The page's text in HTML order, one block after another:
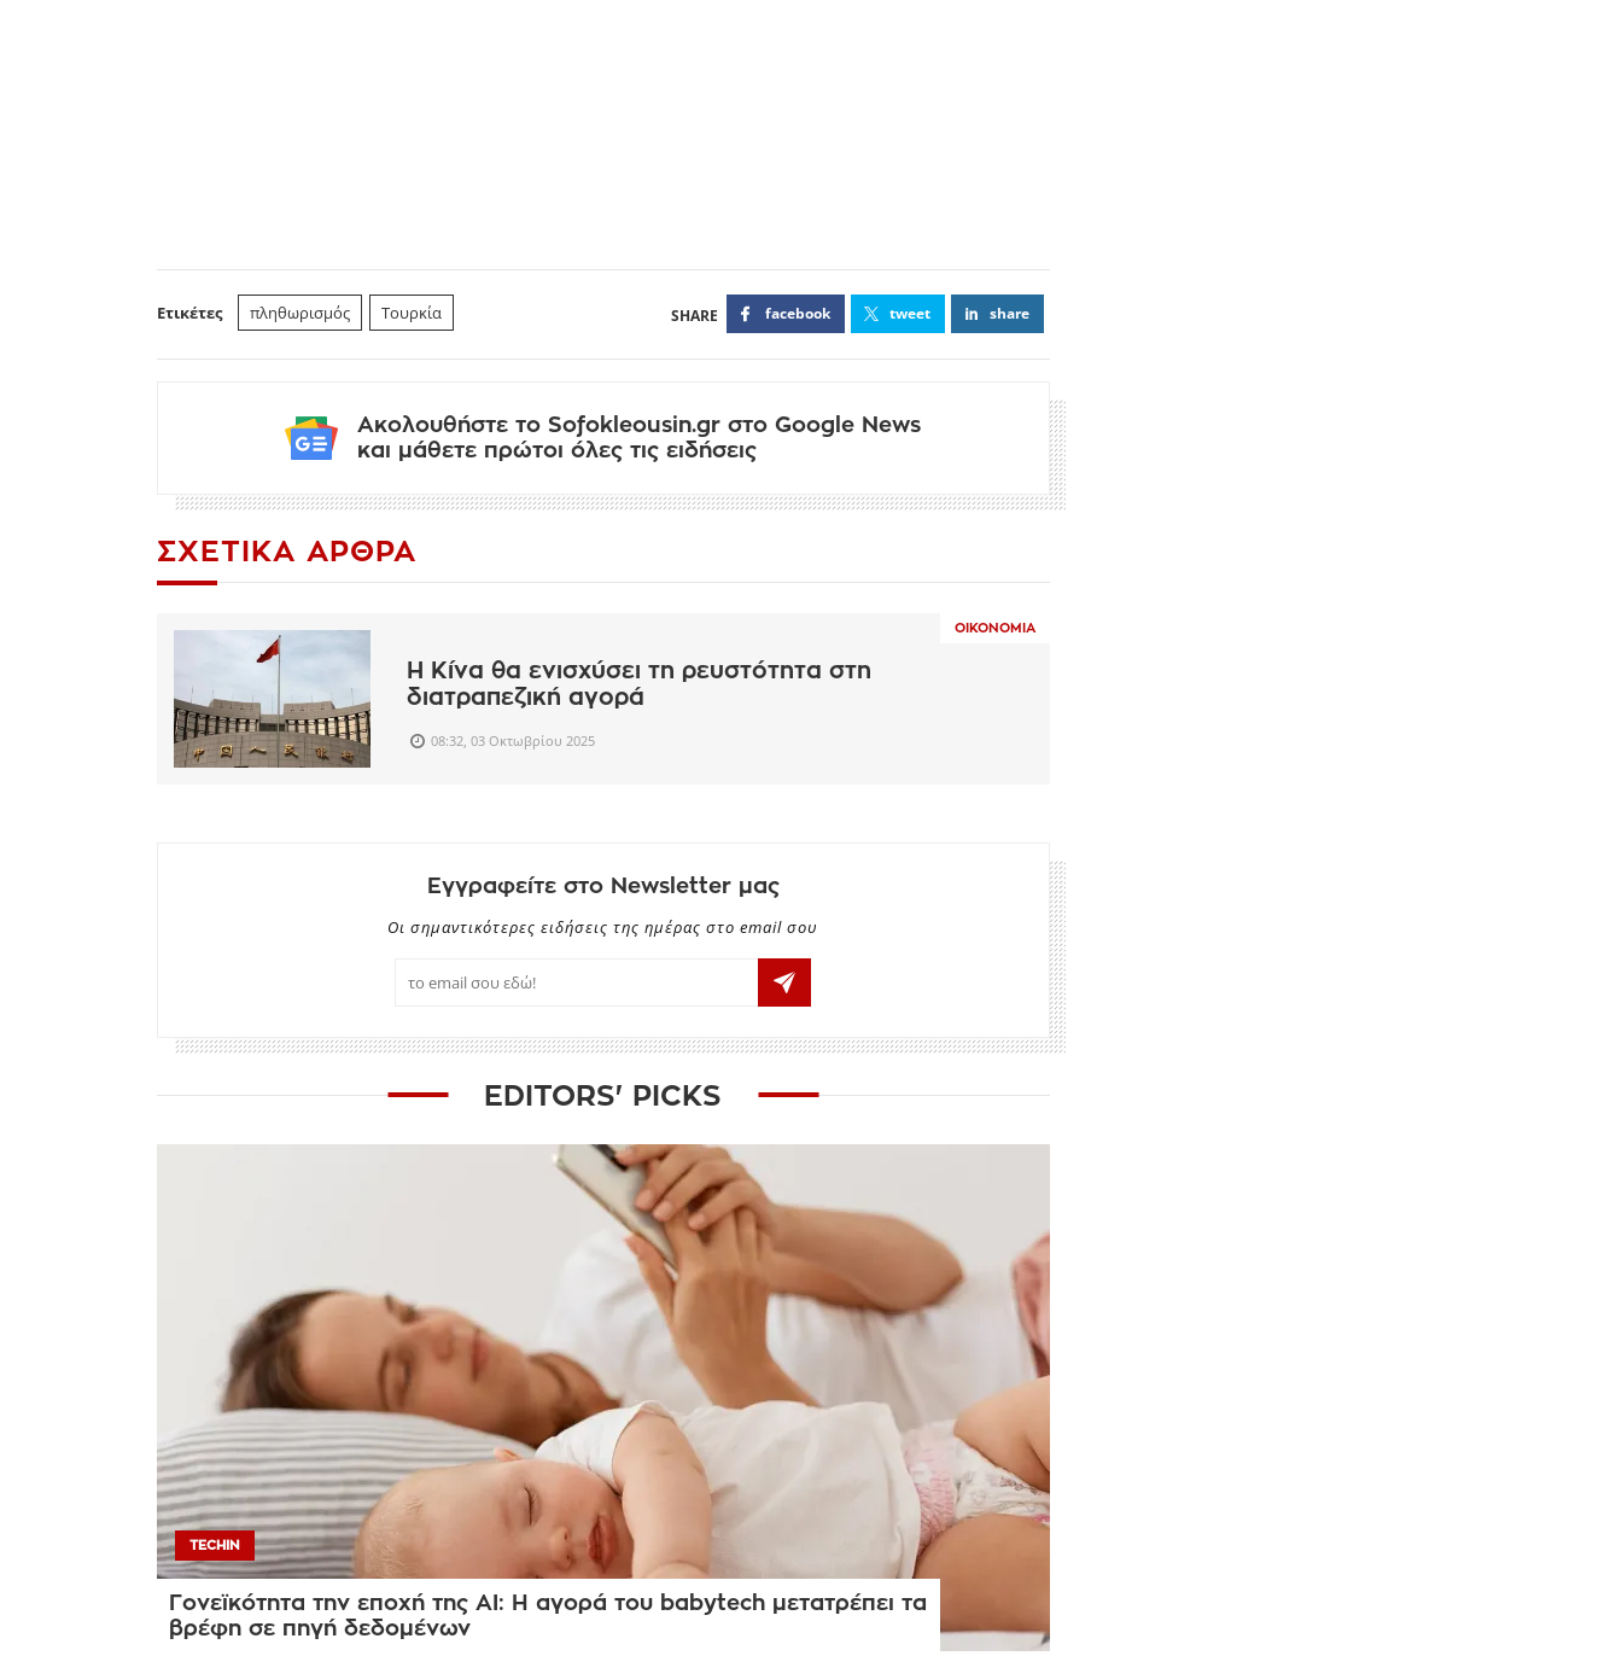
Ετικέτες πληθωρισμός Τουρκία facebook tweet share
Ακολουθήστε το Sofokleousin.gr στο Google News
και μάθετε πρώτοι όλες τις ειδήσεις
ΣΧΕΤΙΚΆ ΆΡΘΡΑ
ΟΙΚΟΝΟΜΊΑ
Η Κίνα θα ενισχύσει τη ρευστότητα στη
διατραπεζική αγορά
08:32, 03 Οκτωβρίου 2025
Εγγραφείτε στο Newsletter μας
Οι σημαντικότερες ειδήσεις της ημέρας στο email σου
EDITORS' PICKS
TECHIN
Γονεϊκότητα την εποχή της AI: Η αγορά του babytech μετατρέπει τα
βρέφη σε πηγή δεδομένων